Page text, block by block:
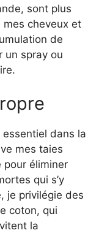
sont plus
cheveux et
de
un spray ou
dans la
mes taies
pour éliminer
qui s’y
je privilégie des
coton, qui
la